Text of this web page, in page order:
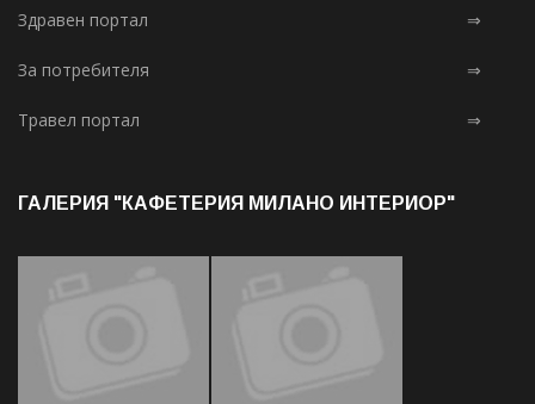
Здравен портал ⇒
За потребителя ⇒
Травел портал ⇒
ГАЛЕРИЯ "КАФЕТЕРИЯ МИЛАНО ИНТЕРИОР"